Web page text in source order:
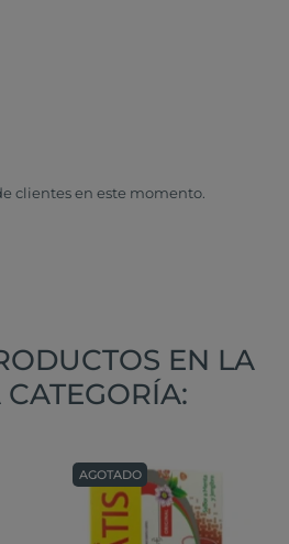
clientes en este momento.
EN LA
AGOTADO